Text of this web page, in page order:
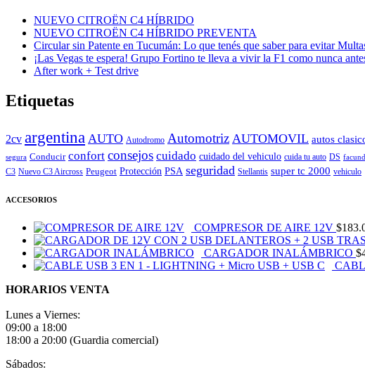
NUEVO CITROËN C4 HÍBRIDO
NUEVO CITROËN C4 HÍBRIDO PREVENTA
Circular sin Patente en Tucumán: Lo que tenés que saber para evitar
¡Las Vegas te espera! Grupo Fortino te lleva a vivir la F1 como nunca
After work + Test drive
Etiquetas
2cv argentina AUTO Autodromo Automotriz AUTOMOVIL autos
segura Conducir confort consejos cuidado cuidado del vehiculo cuida tu auto DS
C3 Nuevo C3 Aircross Peugeot Protección PSA seguridad Stellantis super tc 2000 vehiculo
ACCESORIOS
COMPRESOR DE AIRE 12V $
CARGADOR INALÁMBRICO $
HORARIOS VENTA
Lunes a Viernes:
09:00 a 18:00
18:00 a 20:00 (Guardia comercial)
Sábados: